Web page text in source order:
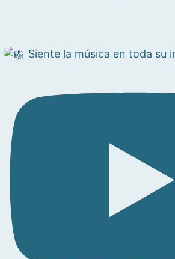
Siente la música en toda su